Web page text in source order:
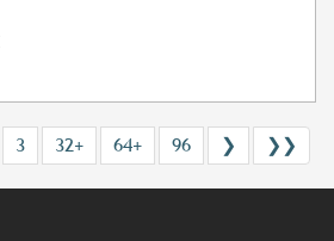
3 32+ 64+ 96 ❯ ❯❯